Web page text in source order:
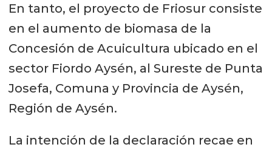
En tanto, el proyecto de Friosur consiste
en el aumento de biomasa de la
Concesión de Acuicultura ubicado en el
sector Fiordo Aysén, al Sureste de Punta
Josefa, Comuna y Provincia de Aysén,
Región de Aysén.
La intención de la declaración recae en